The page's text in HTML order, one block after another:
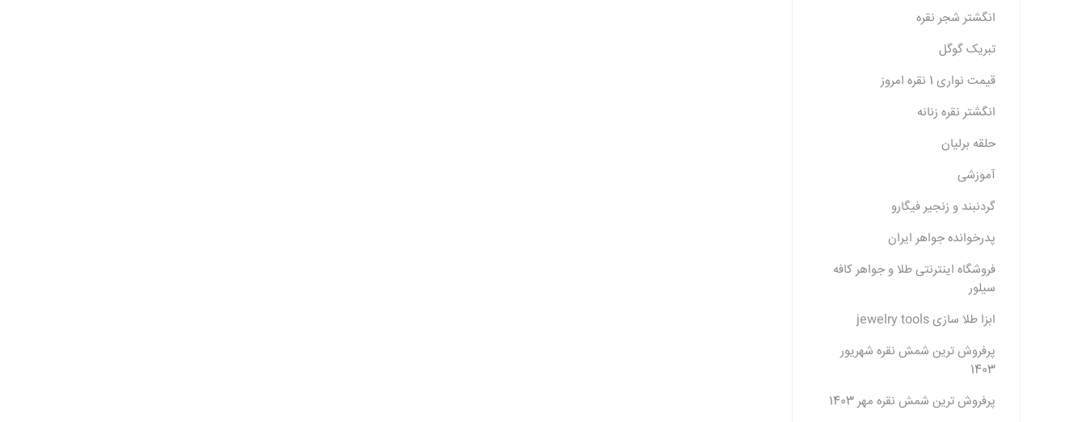
انگشتر شجر نقره
تبریک گوگل
قیمت نواری 1 نقره امروز
انگشتر نقره زنانه
حلقه برلیان
آموزشی
گردنبند و زنجیر فیگارو
پدرخوانده جواهر ایران
فروشگاه اینترنتی طلا و جواهر کافه
سیلور
ابزا طلا سازی jewelry tools
پرفروش ترین شمش نقره شهریور
1403
پرفروش ترین شمش نقره مهر 1403